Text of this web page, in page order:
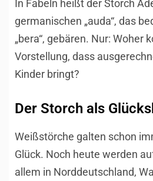
In Fabeln heißt der Storch
germanischen „auda“, das
„bera“, gebären. Nur: Woher
Vorstellung, dass
Kinder bringt?
Der Storch als
Weißstörche galten schon
Glück. Noch heute werden
allem in Norddeutschland,